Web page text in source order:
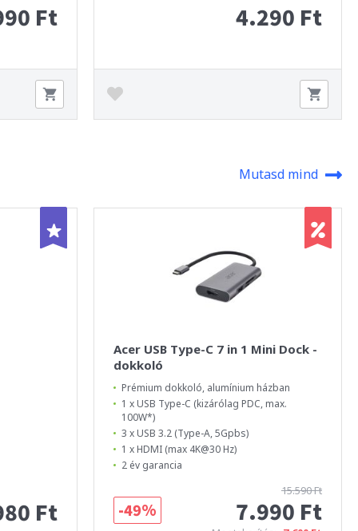
Ft 4.290 Ft
Mutasd mind
Ft
Acer USB Type-C 7 in 1 Mini Dock -
dokkoló
Prémium dokkoló, alumínium házban
1 x USB Type-C (kizárólag PDC, max.
100W*)
3 x USB 3.2 (Type-A, 5Gpbs)
1 x HDMI (max 4K@30 Hz)
2 év garancia
15.590 Ft
7.990 Ft
-49%